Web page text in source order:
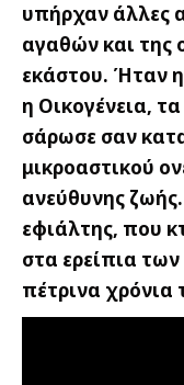
υπήρχαν άλλες
αγαθών και της
εκάστου. Ήταν η
η Οικογένεια,
σάρωσε σαν
μικροαστικού
ανεύθυνης
εφιάλτης, που
στα ερείπια
πέτρινα χρόνια